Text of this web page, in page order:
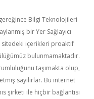
Bilgi Teknolojileri
bir Yer Sağlayıcı
içerikleri proaktif
bulunmamaktadır.
taşımakta olup,
sayılırlar. Bu internet
şirketi ile hiçbir bağlantısı